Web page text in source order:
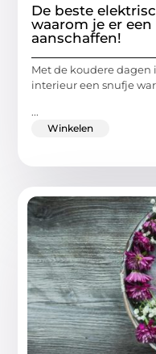
De beste
waarom je er
aanschaffen!
Met de koudere
interieur een snufje
...
Winkelen